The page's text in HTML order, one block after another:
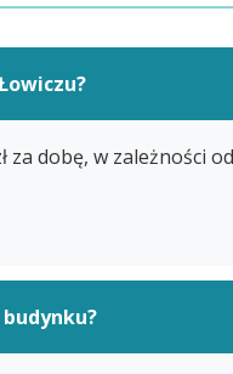
za dobę, w zależności